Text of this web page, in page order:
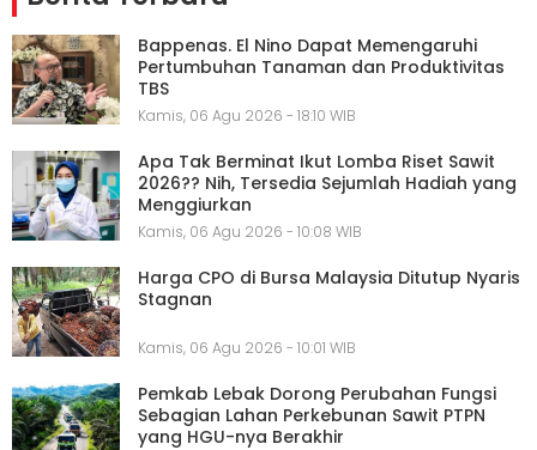
Bappenas. El Nino Dapat Memengaruhi
Pertumbuhan Tanaman dan Produktivitas
TBS
Kamis, 06 Agu 2026 - 18:10 WIB
Apa Tak Berminat Ikut Lomba Riset Sawit
2026?? Nih, Tersedia Sejumlah Hadiah yang
Menggiurkan
Kamis, 06 Agu 2026 - 10:08 WIB
Harga CPO di Bursa Malaysia Ditutup Nyaris
Stagnan
Kamis, 06 Agu 2026 - 10:01 WIB
Pemkab Lebak Dorong Perubahan Fungsi
Sebagian Lahan Perkebunan Sawit PTPN
yang HGU-nya Berakhir